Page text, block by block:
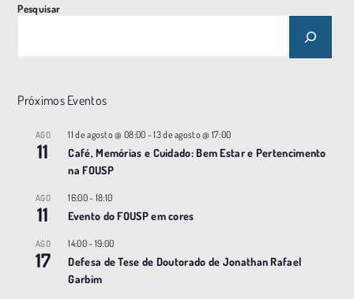
o
e
Pesquisar
Próximos Eventos
AGO
11
11 de agosto @ 08:00 -13 de agosto @ 17:00
Café, Memórias e Cuidado: Bem Estar e Pertencimento
na FOUSP
AGO
11
16:00- 18:10
Evento do FOUSP em cores
AGO
17
14:00- 19:00
Defesa de Tese de Doutorado de Jonathan Rafael
Garbim